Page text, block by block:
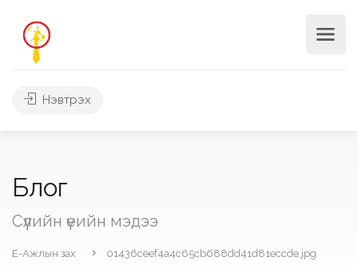
Нэвтрэх
Блог
Сүүлийн үеийн мэдээ
Е-Ажлын зах 01436ceef4a4c65cb688dd41d81eccde.jpg